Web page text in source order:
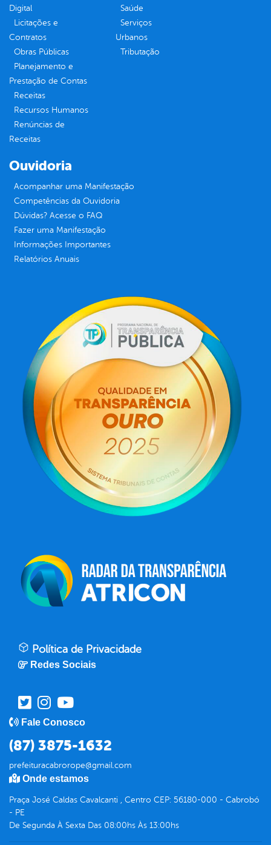
Digital
Licitações e
Contratos
Obras Públicas
Planejamento e
Prestação de Contas
Receitas
Recursos Humanos
Renúncias de
Receitas
Saúde
Serviços
Urbanos
Tributação
Ouvidoria
Acompanhar uma Manifestação
Competências da Ouvidoria
Dúvidas? Acesse o FAQ
Fazer uma Manifestação
Informações Importantes
Relatórios Anuais
Política de Privacidade
Redes Sociais
Fale Conosco
(87) 3875-1632
prefeituracabrorope@gmail.com
Onde estamos
Praça José Caldas Cavalcanti , Centro CEP: 56180-000 - Cabrobó
- PE
De Segunda À Sexta Das 08:00hs Às 13:00hs